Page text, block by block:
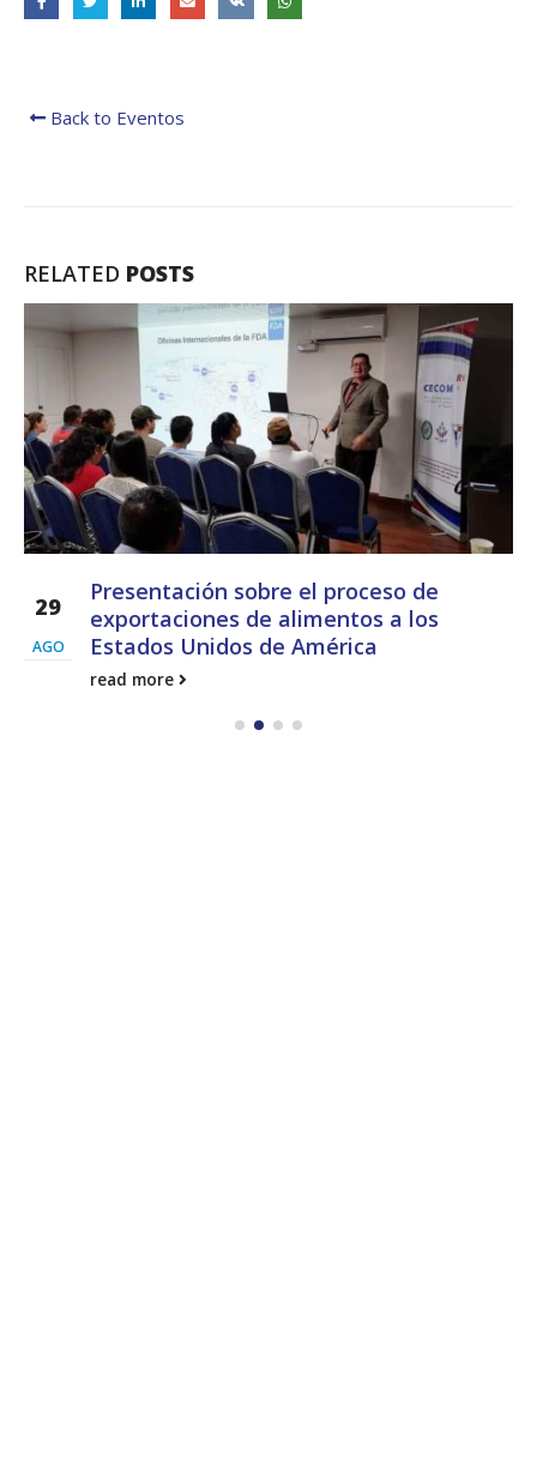
Back to Eventos
RELATED POSTS
29
AGO
Presentación sobre el proceso de
exportaciones de alimentos a los
Estados Unidos de América
read more